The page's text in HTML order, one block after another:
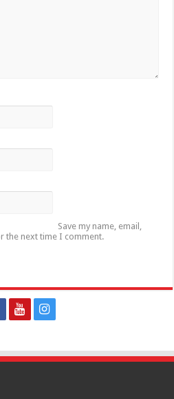
Save my name, email,
the next time I comment.